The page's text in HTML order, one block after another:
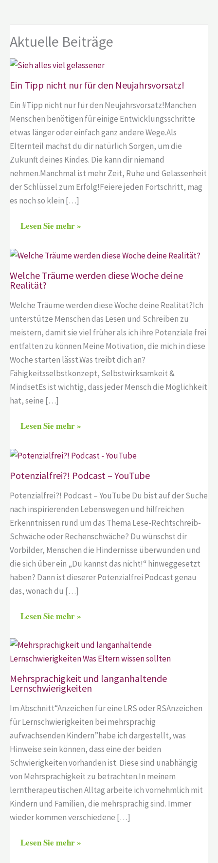
Aktuelle Beiträge
Ein Tipp nicht nur für den Neujahrsvorsatz!
Ein #Tipp nicht nur für den Neujahrsvorsatz!Manchen
Menschen benötigen für einige Entwicklungsschritte
etwas länger oder einfach ganz andere Wege.Als
Elternteil machst du dir natürlich Sorgen, um die
Zukunft deines Kindes. Die kann dir niemand
nehmen.Manchmal ist mehr Zeit, Ruhe und Gelassenheit
der Schlüssel zum Erfolg!Feiere jeden Fortschritt, mag
es noch so klein […]
Lesen Sie mehr »
Welche Träume werden diese Woche deine
Realität?
Welche Träume werden diese Woche deine Realität?Ich
unterstütze Menschen das Lesen und Schreiben zu
meistern, damit sie viel früher als ich ihre Potenziale frei
entfalten zu können.Meine Motivation, die mich in diese
Woche starten lässt.Was treibt dich an?
Fähigkeitsselbstkonzept, Selbstwirksamkeit &
MindsetEs ist wichtig, dass jeder Mensch die Möglichkeit
hat, seine […]
Lesen Sie mehr »
Potenzialfrei?! Podcast – YouTube
Potenzialfrei?! Podcast – YouTube Du bist auf der Suche
nach inspirierenden Lebenswegen und hilfreichen
Erkenntnissen rund um das Thema Lese-Rechtschreib-
Schwäche oder Rechenschwäche? Du wünschst dir
Vorbilder, Menschen die Hindernisse überwunden und
die sich über ein „Du kannst das nicht!“ hinweggesetzt
haben? Dann ist dieserer Potenzialfrei Podcast genau
das, wonach du […]
Lesen Sie mehr »
Mehrsprachigkeit und langanhaltende
Lernschwierigkeiten
Im Abschnitt“Anzeichen für eine LRS oder RSAnzeichen
für Lernschwierigkeiten bei mehrsprachig
aufwachsenden Kindern”habe ich dargestellt, was
Hinweise sein können, dass eine der beiden
Schwierigkeiten vorhanden ist. Diese sind unabhängig
von Mehrsprachigkeit zu betrachten.In meinem
lerntherapeutischen Alltag arbeite ich vornehmlich mit
Kindern und Familien, die mehrsprachig sind. Immer
wieder kommen verschiedene […]
Lesen Sie mehr »